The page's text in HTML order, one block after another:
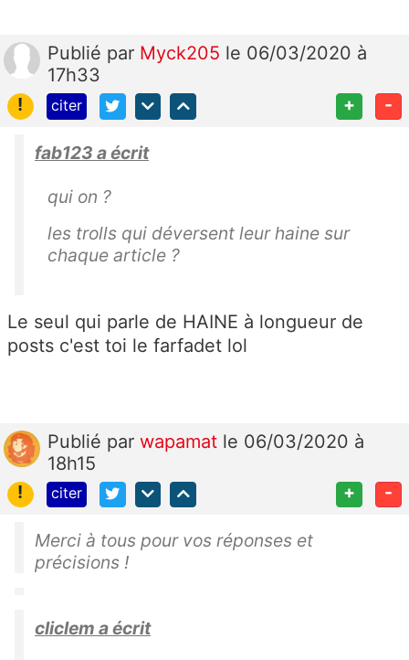
Publié par Myck205 le 06/03/2020 à
17h33
!
citer + -
fab123 a écrit
qui on ?
les trolls qui déversent leur haine sur
chaque article ?
Le seul qui parle de HAINE à longueur de
posts c'est toi le farfadet lol
Publié par wapamat le 06/03/2020 à
18h15
!
citer + -
Merci à tous pour vos réponses et
précisions !
cliclem a écrit